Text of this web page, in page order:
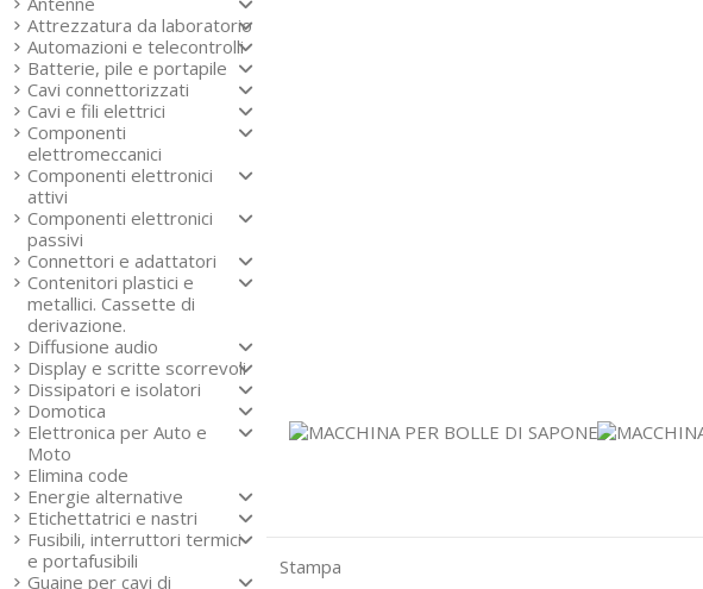
Stampa
Attrezzatura da laboratorio
Automazioni e telecontrolli
Batterie, pile e portapile
Cavi connettorizzati
Cavi e fili elettrici
Componenti
elettromeccanici
Componenti elettronici
attivi
Componenti elettronici
passivi
Connettori e adattatori
Contenitori plastici e
metallici. Cassette di
derivazione.
Diffusione audio
Display e scritte scorrevoli
Dissipatori e isolatori
Domotica
Elettronica per Auto e
Moto
Elimina code
Energie alternative
Etichettatrici e nastri
Fusibili, interruttori termici
e portafusibili
Guaine per cavi di